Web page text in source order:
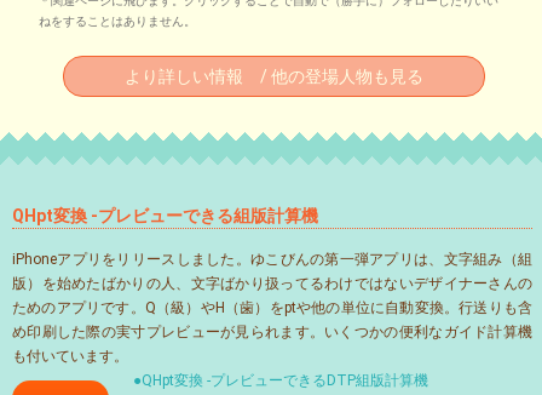
ねをすることはありません。
より詳しい情報 / 他の登場人物も見る
QHpt変換 -プレビューできる組版計算機
iPhoneアプリをリリースしました。ゆこびんの第一弾アプリは、文字組み（組
版）を始めたばかりの人、文字ばかり扱ってるわけではないデザイナーさんの
ためのアプリです。Q（級）やH（歯）をptや他の単位に自動変換。行送りも含
め印刷した際の実寸プレビューが見られます。いくつかの便利なガイド計算機
も付いています。
●QHpt変換 -プレビューできるDTP組版計算機